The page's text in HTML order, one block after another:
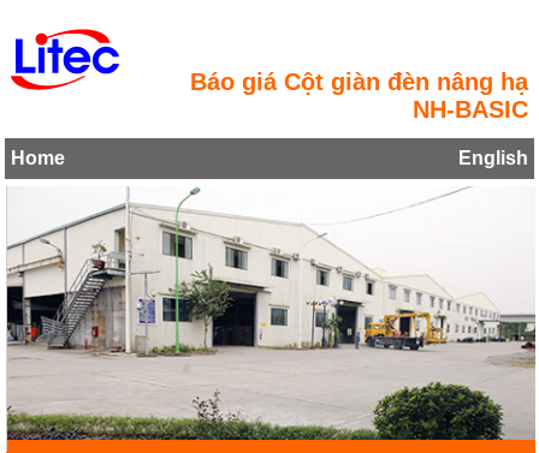
Báo giá Cột giàn đèn nâng hạ
NH-BASIC
Home English